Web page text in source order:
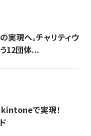
実現へ。チャリティウ
12団体...
で実現！